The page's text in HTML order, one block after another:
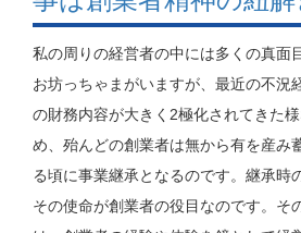
私の周りの経営者の中には多くの真面
お坊っちゃまがいますが、最近の不況
の財務内容が大きく2極化されてきた
め、殆んどの創業者は無から有を産み
る頃に事業継承となるのです。継承時
その使命が創業者の役目なのです。そ